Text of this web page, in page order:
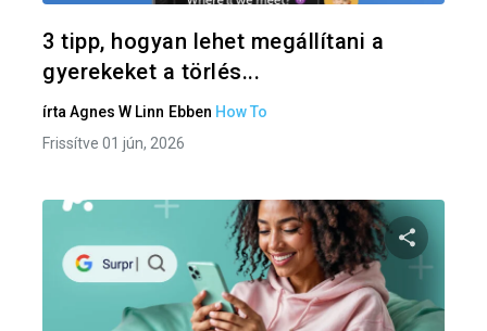
3 tipp, hogyan lehet megállítani a
gyerekeket a törlés...
írta Agnes W Linn Ebben How To
Frissítve 01 jún, 2026
Oszd